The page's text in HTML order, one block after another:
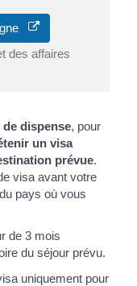
des affaires
dispense, pour
un visa
prévue.
visa avant votre
pays où vous
de 3 mois
du séjour prévu.
uniquement pour